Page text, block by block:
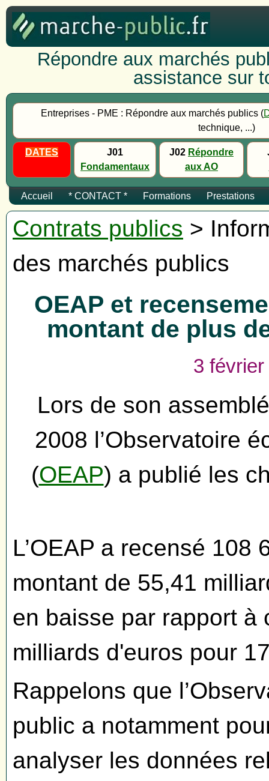
Répondre aux marchés
assistance sur
Entreprises - PME : Répondre aux marchés publics (
technique, ...)
DATES
J01
Fondamentaux
J02 Répondre
aux AO
Accueil * CONTACT * Formations Prestations
Contrats publics >
des marchés publics
OEAP et
montant de plus
3
Lors de son
2008 l’Observatoire
(OEAP) a publié les
L’OEAP a recensé 108
montant de 55,41
en baisse par rapport à
milliards d'euros pour
Rappelons que
public a notamment
analyser les données